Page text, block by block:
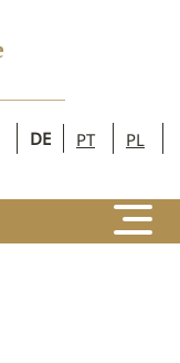
DE PT PL